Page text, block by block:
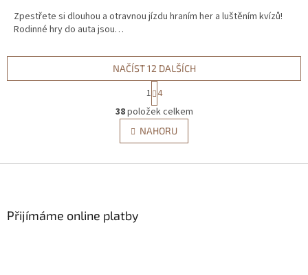
Zpestřete si dlouhou a otravnou jízdu hraním her a luštěním kvízů!
Rodinné hry do auta jsou…
O
v
l
á
NAČÍST 12 DALŠÍCH
S
t
r
á
n
k
v
1 4
38položek celkem
NAHORU
Přijímáme online platby